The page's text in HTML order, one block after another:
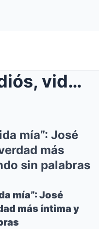
“Para decir adiós, vida mía”: José Fel...
mía”: José
más
sin palabras
mía”: José
más íntima y